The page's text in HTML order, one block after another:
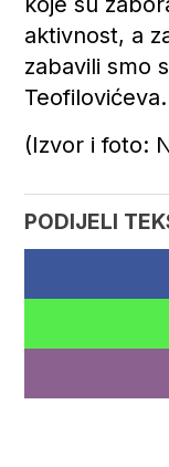
aktivnost, a
zabavili smo
Teofilovićeva.
(Izvor i foto:
PODIJELI